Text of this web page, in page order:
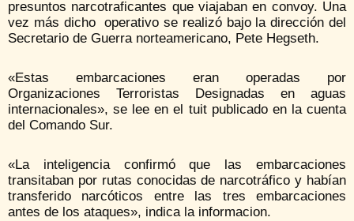
presuntos narcotraficantes que viajaban en convoy. Una
vez más dicho operativo se realizó bajo la dirección del
Secretario de Guerra norteamericano, Pete Hegseth.
«Estas embarcaciones eran operadas por
Organizaciones Terroristas Designadas en aguas
internacionales», se lee en el tuit publicado en la cuenta
del Comando Sur.
«La inteligencia confirmó que las embarcaciones
transitaban por rutas conocidas de narcotráfico y habían
transferido narcóticos entre las tres embarcaciones
antes de los ataques», indica la informacion.